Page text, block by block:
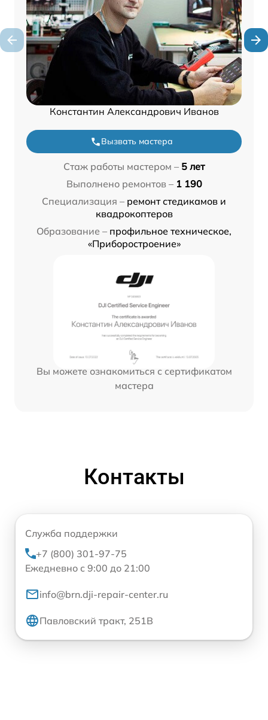
Константин Александрович Иванов
Вызвать мастера
Стаж работы мастером – 5 лет
Выполнено ремонтов – 1 190
Специализация – ремонт стедикамов и
квадрокоптеров
Образование – профильное техническое,
«Приборостроение»
Вы можете ознакомиться с сертификатом
мастера
Контакты
Служба поддержки
+7 (800) 301-97-75
Ежедневно с 9:00 до 21:00
info@brn.dji-repair-center.ru
Павловский тракт, 251В